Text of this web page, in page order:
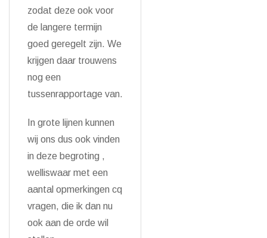
zodat deze ook voor
de langere termijn
goed geregelt zijn. We
krijgen daar trouwens
nog een
tussenrapportage van.
In grote lijnen kunnen
wij ons dus ook vinden
in deze begroting ,
welliswaar met een
aantal opmerkingen cq
vragen, die ik dan nu
ook aan de orde wil